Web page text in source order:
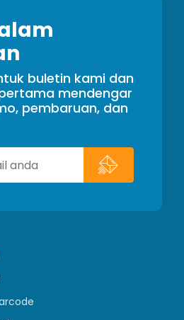
buletin kami dan
mendengar
pembaruan, dan